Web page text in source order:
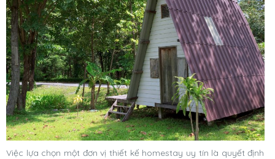
Việc lựa chọn một đơn vị thiết kế homestay uy tín là quyết định